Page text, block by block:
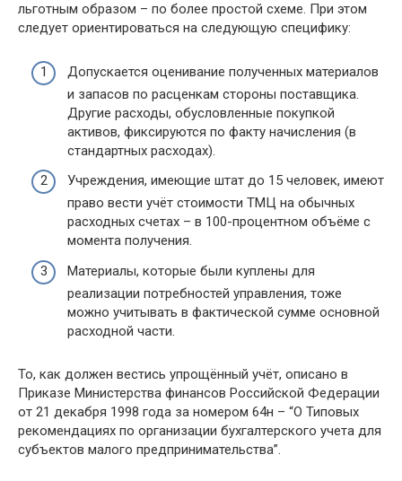
льготным образом – по более простой схеме. При этом
следует ориентироваться на следующую специфику:
Допускается оценивание полученных материалов
и запасов по расценкам стороны поставщика.
Другие расходы, обусловленные покупкой
активов, фиксируются по факту начисления (в
стандартных расходах).
Учреждения, имеющие штат до 15 человек, имеют
право вести учёт стоимости ТМЦ на обычных
расходных счетах – в 100-процентном объёме с
момента получения.
Материалы, которые были куплены для
реализации потребностей управления, тоже
можно учитывать в фактической сумме основной
расходной части.
То, как должен вестись упрощённый учёт, описано в
Приказе Министерства финансов Российской Федерации
от 21 декабря 1998 года за номером 64н – “О Типовых
рекомендациях по организации бухгалтерского учета для
субъектов малого предпринимательства”.